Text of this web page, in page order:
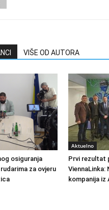
VIŠE OD AUTORA
osiguranja
za ovjeru
Aktuelno
Prvi rezultat
ViennaLinka:
kompanija iz